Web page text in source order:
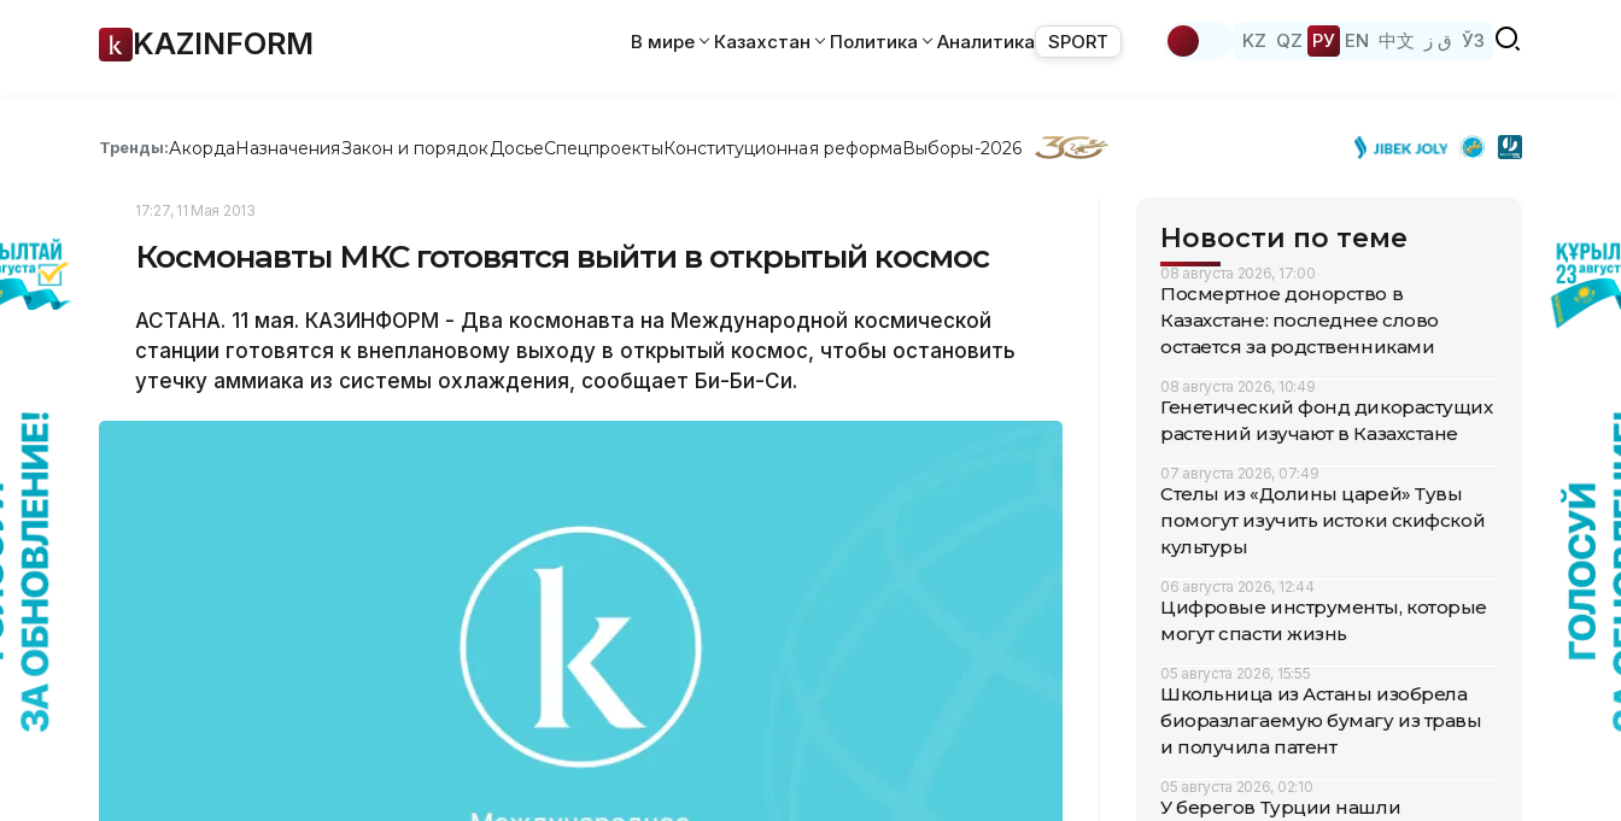
KAZINFORM В мире Казахстан Политика Аналитика SPORT KZ QZ РУ EN 中文 ق ز ЎЗ
Тренды:АкордаНазначенияЗакон и порядок ДосьеСпецпроектыКонституционная реформаВыборы-2026
17:27, 11 Мая 2013
Космонавты МКС готовятся выйти в открытый космос
АСТАНА. 11 мая. КАЗИНФОРМ - Два космонавта на Международной космической
станции готовятся к внеплановому выходу в открытый космос, чтобы остановить
утечку аммиака из системы охлаждения, сообщает Би-Би-Си.
Новости по теме
08 августа 2026, 17:00
Посмертное донорство в
Казахстане: последнее слово
остается за родственниками
08 августа 2026, 10:49
Генетический фонд дикорастущих
растений изучают в Казахстане
07 августа 2026, 07:49
Стелы из «Долины царей» Тувы
помогут изучить истоки скифской
культуры
06 августа 2026, 12:44
Цифровые инструменты, которые
могут спасти жизнь
05 августа 2026, 15:55
Школьница из Астаны изобрела
биоразлагаемую бумагу из травы
и получила патент
05 августа 2026, 02:10
У берегов Турции нашли